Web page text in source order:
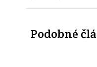
Podobné